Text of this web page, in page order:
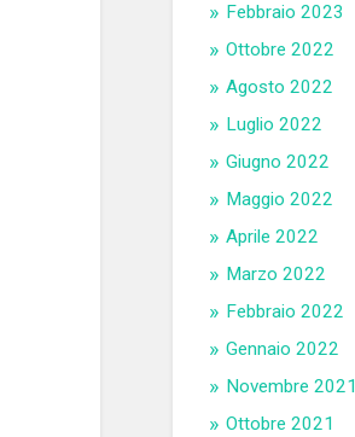
Febbraio 2023
Ottobre 2022
Agosto 2022
Luglio 2022
Giugno 2022
Maggio 2022
Aprile 2022
Marzo 2022
Febbraio 2022
Gennaio 2022
Novembre 2021
Ottobre 2021